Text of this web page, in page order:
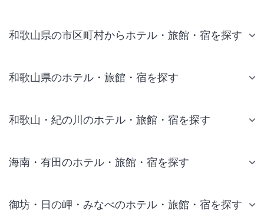
和歌山県の市区町村からホテル・旅館・宿を探す
和歌山県のホテル・旅館・宿を探す
和歌山・紀の川のホテル・旅館・宿を探す
海南・有田のホテル・旅館・宿を探す
御坊・日の岬・みなべのホテル・旅館・宿を探す